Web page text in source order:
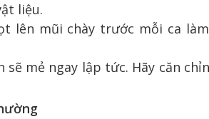
liệu.
lên mũi chày trước mỗi ca
mẻ ngay lập tức. Hãy căn